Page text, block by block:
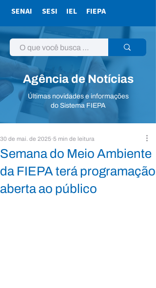
SENAI SESI IEL FIEPA
Agência de Notícias
Últimas novidades e informações
do Sistema FIEPA
Semana do Meio Ambiente
da FIEPA terá programação
aberta ao público
30 de mai. de 2025 5 min de leitura